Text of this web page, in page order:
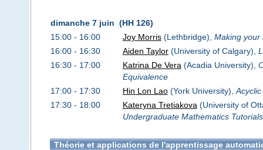
dimanche 7 juin (HH 126)
15:00 - 16:00
Joy Morris(Lethbridge), Making your
16:00 - 16:30
Aiden Taylor(University of Calgary),
16:30 - 17:00
Katrina De Vera (Acadia University),
Equivalence
17:00 - 17:30
Hin Lon Lao(York University),
17:30 - 18:00
Kateryna Tretiakova (University of
Undergraduate Mathematics Tutorials
Théorie et applications de l'apprentissage